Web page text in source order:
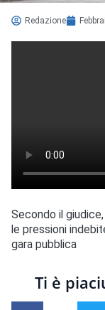
Redazione
Secondo il
le pressioni
gara pubblica
Ti è